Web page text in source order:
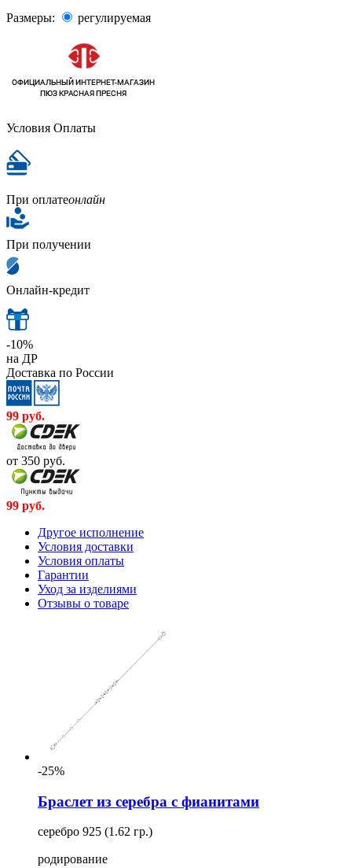
Размеры:
регулируемая
Условия Оплаты
При оплатеонлайн
При получении
Онлайн-кредит
-10%
на ДР
Доставка по России
99 руб.
от 350 руб.
99 руб.
Другое исполнение
Условия доставки
Условия оплаты
Гарантии
Уход за изделиями
Отзывы о товаре
-25%
Браслет из серебра с фианитами
серебро 925 (1.62 гр.)
родирование